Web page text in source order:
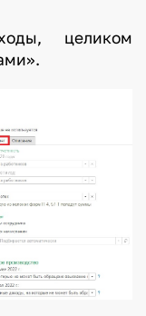
целиком